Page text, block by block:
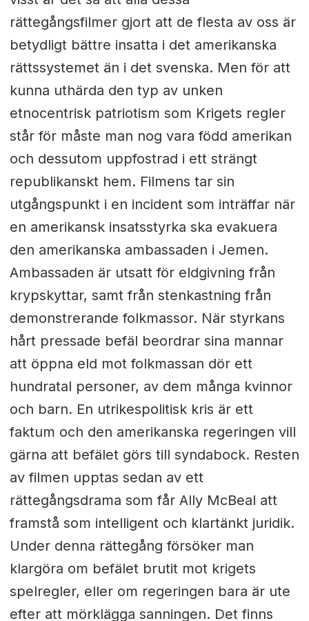
rättegångsfilmer gjort att de flesta av oss är
betydligt bättre insatta i det amerikanska
rättssystemet än i det svenska. Men för att
kunna uthärda den typ av unken
etnocentrisk patriotism som Krigets regler
står för måste man nog vara född amerikan
och dessutom uppfostrad i ett strängt
republikanskt hem. Filmens tar sin
utgångspunkt i en incident som inträffar när
en amerikansk insatsstyrka ska evakuera
den amerikanska ambassaden i Jemen.
Ambassaden är utsatt för eldgivning från
krypskyttar, samt från stenkastning från
demonstrerande folkmassor. När styrkans
hårt pressade befäl beordrar sina mannar
att öppna eld mot folkmassan dör ett
hundratal personer, av dem många kvinnor
och barn. En utrikespolitisk kris är ett
faktum och den amerikanska regeringen vill
gärna att befälet görs till syndabock. Resten
av filmen upptas sedan av ett
rättegångsdrama som får Ally McBeal att
framstå som intelligent och klartänkt juridik.
Under denna rättegång försöker man
klargöra om befälet brutit mot krigets
spelregler, eller om regeringen bara är ute
efter att mörklägga sanningen. Det finns